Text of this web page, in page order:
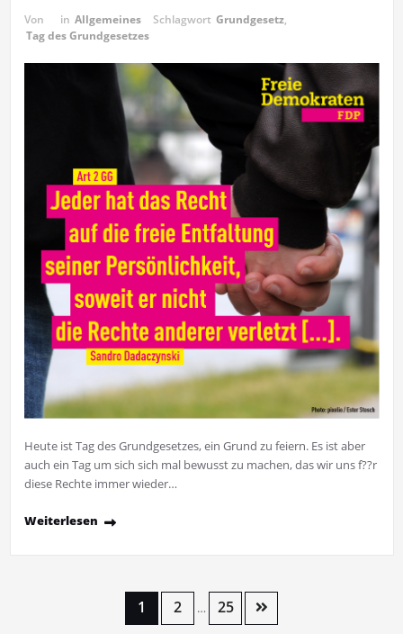
Von in Allgemeines Schlagwort Grundgesetz,
Tag des Grundgesetzes
Heute ist Tag des Grundgesetzes, ein Grund zu feiern. Es ist aber
auch ein Tag um sich sich mal bewusst zu machen, das wir uns f??r
diese Rechte immer wieder…
Weiterlesen
1 2 … 25